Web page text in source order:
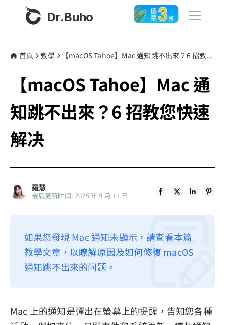
Dr.Buho
產品
BuhoCleaner
BuhoUnlocker
BuhoRepair
BuhoLaunchpad
商店
部落格
更多
隱私權政策
服務條款
首頁 教學 【macOS Tahoe】Mac 通知跳不出來？6 招教您快速解决
【macOS Tahoe】Mac 通
知跳不出來？6 招教您快速
解决
羅慧
最后更新时间: 2025 年 9 月 11 日
如果您發現 Mac 通知未顯示，請查看本篇
教學文章，以瞭解原因及如何修復 macOS
通知跳不出來的问题。
Mac 上的通知是彈出在螢幕上的提醒，告知您各種